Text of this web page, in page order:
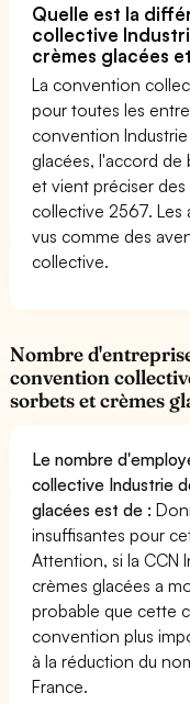
Quelle est la
collective
crèmes glacées
La convention
pour toutes les
convention
glacées, l'accord de
et vient préciser
collective 2567.
vus comme des
collective.
Nombre
convention
sorbets et crèmes
Le nombre
collective Industrie
glacées est de :
insuffisantes pour
Attention, si la CCN
crèmes glacées a
probable que cette
convention plus
à la réduction du
France.